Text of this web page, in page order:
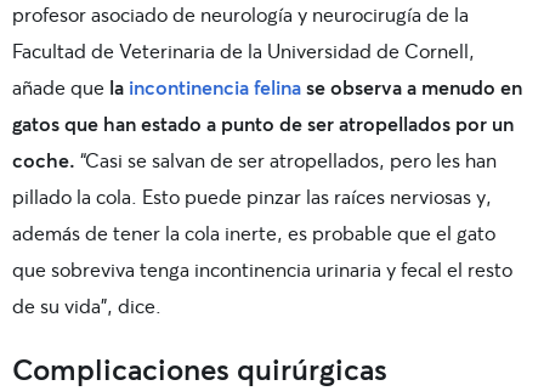
profesor asociado de neurología y neurocirugía de la
Facultad de Veterinaria de la Universidad de Cornell,
añade que la incontinencia felinase observa a menudo en
gatos que han estado a punto de ser atropellados por un
coche. “Casi se salvan de ser atropellados, pero les han
pillado la cola. Esto puede pinzar las raíces nerviosas y,
además de tener la cola inerte, es probable que el gato
que sobreviva tenga incontinencia urinaria y fecal el resto
de su vida”, dice.
Complicaciones quirúrgicas